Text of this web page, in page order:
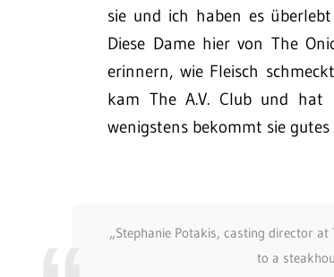
sie und ich haben es
Diese Dame hier von The
erinnern, wie Fleisch
kam The A.V. Club und hat
wenigstens bekommt sie
„Stephanie Potakis, casting director
to a